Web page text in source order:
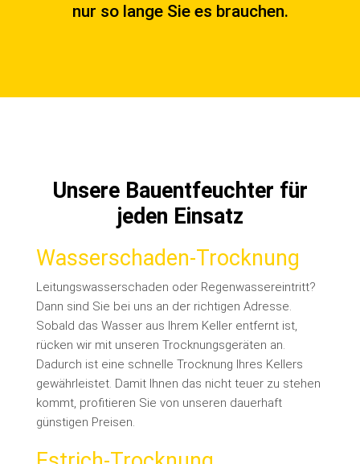
nur so lange Sie es brauchen.
Unsere Bauentfeuchter für
jeden Einsatz
Wasserschaden-Trocknung
Leitungswasserschaden oder Regenwassereintritt?
Dann sind Sie bei uns an der richtigen Adresse.
Sobald das Wasser aus Ihrem Keller entfernt ist,
rücken wir mit unseren Trocknungsgeräten an.
Dadurch ist eine schnelle Trocknung Ihres Kellers
gewährleistet. Damit Ihnen das nicht teuer zu stehen
kommt, profitieren Sie von unseren dauerhaft
günstigen Preisen.